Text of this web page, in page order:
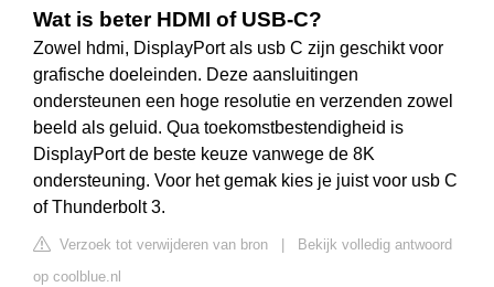
Wat is beter HDMI of USB-C?
Zowel hdmi, DisplayPort als usb C zijn geschikt voor
grafische doeleinden. Deze aansluitingen
ondersteunen een hoge resolutie en verzenden zowel
beeld als geluid. Qua toekomstbestendigheid is
DisplayPort de beste keuze vanwege de 8K
ondersteuning. Voor het gemak kies je juist voor usb C
of Thunderbolt 3.
Verzoek tot verwijderen van bron
Bekijk volledig antwoord
op coolblue.nl